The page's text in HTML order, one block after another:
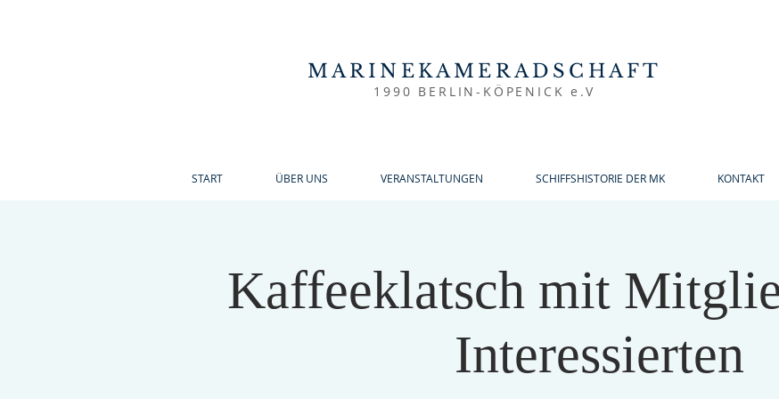
MARINEKAMERADSCHAFT
1990 BERLIN-KÖPENICK e.V
START ÜBER UNS VERANSTALTUNGEN SCHIFFSHISTORIE DER MK KONTAKT
Kaffeeklatsch mit
Interessierten